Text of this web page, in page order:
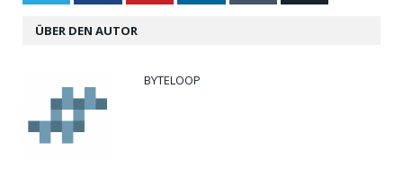
ÜBER DEN AUTOR
BYTELOOP